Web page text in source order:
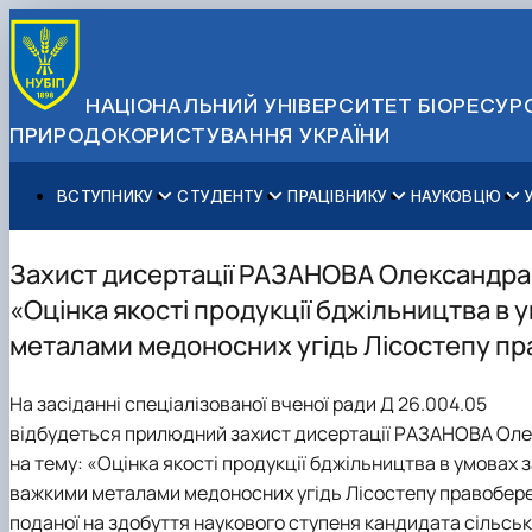
НАЦІОНАЛЬНИЙ УНІВЕРСИТЕТ
ПРИРОДОКОРИСТУВАННЯ УКРАЇНИ
ВСТУПНИКУ
Вступ до НУБіП України 2026
Правила прийому
Для осіб з тимчасово окупованих територій
Зимовий вступ
Для іноземців / For foreigners
Військова освіта
СТУДЕНТУ
Навчання
Позанавчальна діяльність
Студентське самоврядування
Довідкова інформація
ПРАЦІВНИКУ
Освітній процес
Довідкова інформація
Профспілкова організація
НАУКОВЦЮ
Наукова діяльність
Захисти дисертацій
Законодавче та нормативне забезпечення
Центр колективного користування науковим
Наукові видання
Наука для бізнесу
Управління і самоврядування
Офіційні документи
Стратегія розвитку на період 2026-2030рр.
Доступ до публічної інформації
Офіційна символіка
Антикорупційні заходи
Гендерна радниця
Контактна інформація
Захист дисертації РАЗАНОВА
«Оцінка якості продукції бджільництва
металами медоносних угідь Лісостепу
На засіданні спеціалізованої вченої ради Д 26.004.05
відбудеться прилюдний захист дисертації РАЗАНОВА
на тему: «Оцінка якості продукції бджільництва в умовах
важкими металами медоносних угідь Лісостепу
поданої на здобуття наукового ступеня кандидата